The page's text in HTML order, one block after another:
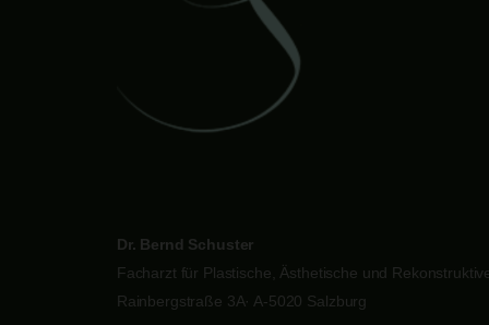
Dr. Bernd Schuster
Facharzt für Plastische, Ästhetische und
Rainbergstraße 3A· A-5020 Salzburg